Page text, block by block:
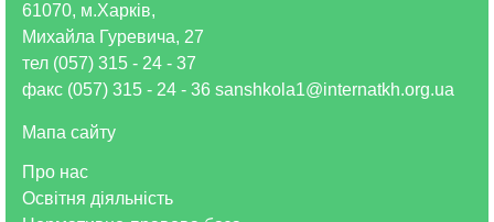
Про нас
Освітня діяльність
61070, м.Харків,
Михайла Гуревича, 27
тел (057) 315 - 24 - 37
факс (057) 315 - 24 - 36 sanshkola1@internatkh.org.ua
Мапа сайту